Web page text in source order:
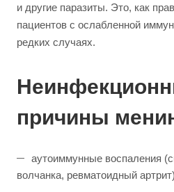
и другие паразиты. Это, как
пациентов с ослабленной
редких случаях.
причины
аутоиммунные воспаления
волчанка, ревматоидный